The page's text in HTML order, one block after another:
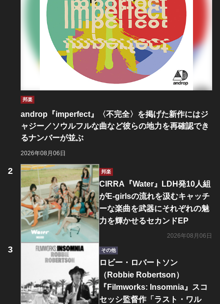
邦楽
androp『imperfect』〈不完全〉を掲げた新作にはジ
ャジー／ソウルフルな曲など彼らの地力を再確認でき
るナンバーが並ぶ
2026年08月06日
邦楽
CIRRA『Water』LDH発10人組
がE-girlsの流れを汲むキャッチ
ーな楽曲を武器にそれぞれの魅
力を輝かせるセカンドEP
2026年08月06日
その他
ロビー・ロバートソン
（Robbie Robertson）
『Filmworks: Insomnia』スコ
セッシ監督作「ラスト・ワル